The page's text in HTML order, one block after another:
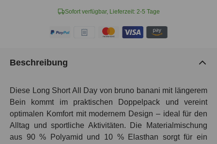
Sofort verfügbar, Lieferzeit: 2-5 Tage
Beschreibung
Diese Long Short All Day von bruno banani mit längerem
Bein kommt im praktischen Doppelpack und vereint
optimalen Komfort mit modernem Design – ideal für den
Alltag und sportliche Aktivitäten. Die Materialmischung
aus 90 % Polyamid und 10 % Elasthan sorgt für ein